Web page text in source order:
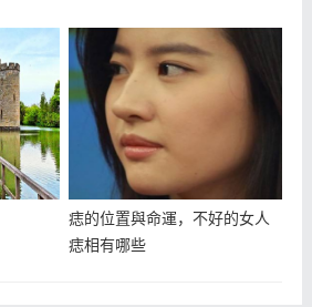
痣的位置與命運，不好的女人
痣相有哪些